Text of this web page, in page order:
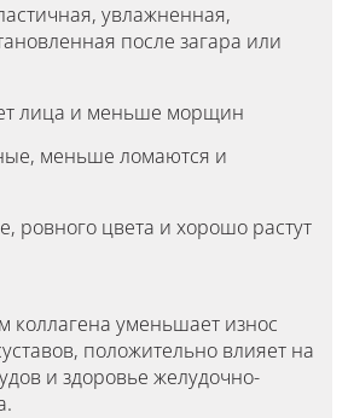
увлажненная,
после загара или
лица и меньше морщин
меньше ломаются и
ровного цвета и хорошо растут
коллагена уменьшает износ
положительно влияет на
и здоровье желудочно-